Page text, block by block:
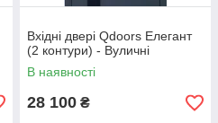
Вхідні двері Qdoors Елегант
(2 контури) - Вуличні
В наявності
28 100 ₴